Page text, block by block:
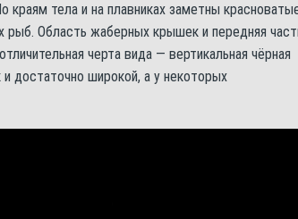
тела и на плавниках заметны
Область жаберных крышек и передняя
черта вида — вертикальная чёрная
достаточно широкой, а у некоторых